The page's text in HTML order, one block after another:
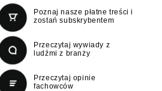
Poznaj nasze płatne treści i
zostań subskrybentem
Przeczytaj wywiady z
ludźmi z branży
Przeczytaj opinie
fachowców